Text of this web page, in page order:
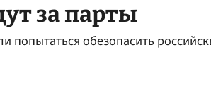
за парты
попытаться обезопасить